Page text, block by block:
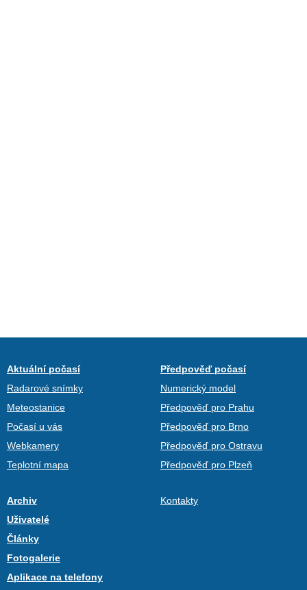
Aktuální počasí
Radarové snímky
Meteostanice
Počasí u vás
Webkamery
Teplotní mapa
Předpověď počasí
Numerický model
Předpověď pro Prahu
Předpověď pro Brno
Předpověď pro Ostravu
Předpověď pro Plzeň
Archiv
Uživatelé
Články
Fotogalerie
Aplikace na telefony
Kontakty